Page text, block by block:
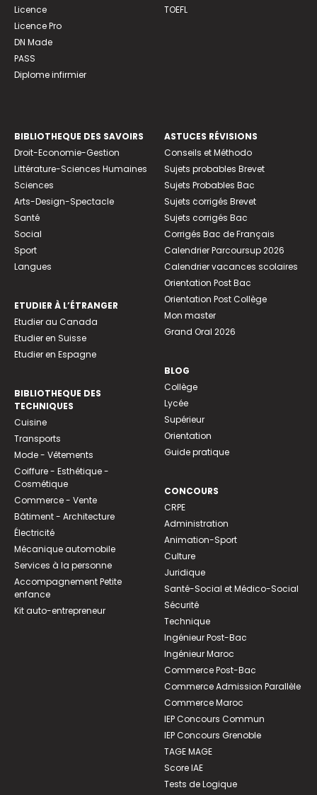
Licence
Licence Pro
DN Made
PASS
Diplome infirmier
TOEFL
BIBLIOTHEQUE DES SAVOIRS
Droit-Economie-Gestion
Littérature-Sciences Humaines
Sciences
Arts-Design-Spectacle
Santé
Social
Sport
Langues
ETUDIER À L’ÉTRANGER
Etudier au Canada
Etudier en Suisse
Etudier en Espagne
BIBLIOTHEQUE DES
TECHNIQUES
Cuisine
Transports
Mode - Vêtements
Coiffure - Esthétique -
Cosmétique
Commerce - Vente
Bâtiment - Architecture
Électricité
Mécanique automobile
Services à la personne
Accompagnement Petite
enfance
Kit auto-entrepreneur
ASTUCES RÉVISIONS
Conseils et Méthodo
Sujets probables Brevet
Sujets Probables Bac
Sujets corrigés Brevet
Sujets corrigés Bac
Corrigés Bac de Français
Calendrier Parcoursup 2026
Calendrier vacances scolaires
Orientation Post Bac
Orientation Post Collège
Mon master
Grand Oral 2026
BLOG
Collège
Lycée
Supérieur
Orientation
Guide pratique
CONCOURS
CRPE
Administration
Animation-Sport
Culture
Juridique
Santé-Social et Médico-Social
Sécurité
Technique
Ingénieur Post-Bac
Ingénieur Maroc
Commerce Post-Bac
Commerce Admission Parallèle
Commerce Maroc
IEP Concours Commun
IEP Concours Grenoble
TAGE MAGE
Score IAE
Tests de Logique